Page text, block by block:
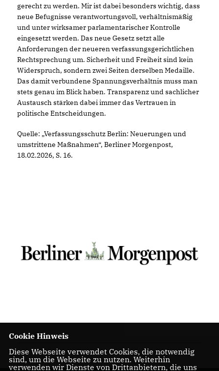
gerecht zu werden. Mir ist dabei besonders wichtig, dass
neue Befugnisse verantwortungsvoll, verhältnismäßig
und unter wirksamer parlamentarischer Kontrolle
eingesetzt werden. Das neue Gesetz setzt alle
Anforderungen der neueren verfassungsgerichtlichen
Rechtsprechung um. Sicherheit und Freiheit sind kein
Widerspruch, sondern zwei Seiten derselben Medaille.
Das damit verbundene Spannungsverhältnis muss man
stets genau im Blick haben. Transparenz und sachlicher
Austausch stärken dabei immer das Vertrauen in
politische Entscheidungen.
Quelle: „Verfassungsschutz Berlin: Neuerungen und
umstrittene Maßnahmen“, Berliner Morgenpost,
18.02.2026, S. 16.
19.02.2026
Cookie Hinweis
Diese Webseite verwendet Cookies, die notwendig
sind, um die Webseite zu nutzen. Weiterhin
verwenden wir Dienste von Drittanbietern, die uns